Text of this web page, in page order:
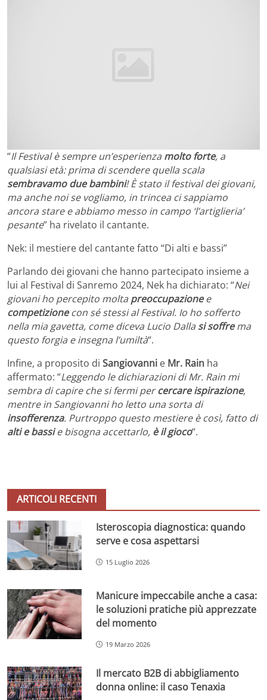
“Il Festival è sempre un’esperienza molto forte, a
qualsiasi età: prima di scendere quella scala
sembravamo due bambini! È stato il festival dei giovani,
ma anche noi se vogliamo, in trincea ci sappiamo
ancora stare e abbiamo messo in campo ‘l’artiglieria’
pesante” ha rivelato il cantante.
Nek: il mestiere del cantante fatto “Di alti e bassi”
Parlando dei giovani che hanno partecipato insieme a
lui al Festival di Sanremo 2024, Nek ha dichiarato: “Nei
giovani ho percepito molta preoccupazionee
competizionecon sé stessi al Festival. Io ho sofferto
nella mia gavetta, come diceva Lucio Dalla si soffrema
questo forgia e insegna l’umiltà“.
Infine, a proposito di Sangiovanni e Mr. Rain ha
affermato: “Leggendo le dichiarazioni di Mr. Rain mi
sembra di capire che si fermi percercare ispirazione,
mentre in Sangiovanni ho letto una sorta di
insofferenza. Purtroppo questo mestiere è così, fatto di
alti e bassie bisogna accettarlo, è il gioco“.
ARTICOLI RECENTI
Isteroscopia diagnostica: quando
serve e cosa aspettarsi
15 Luglio 2026
Manicure impeccabile anche a casa:
le soluzioni pratiche più apprezzate
del momento
19 Marzo 2026
Il mercato B2B di abbigliamento
donna online: il caso Tenaxia